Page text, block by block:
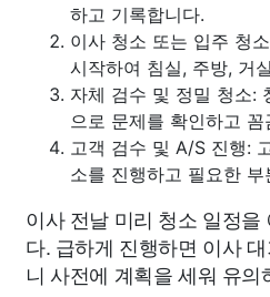
하고 기록합니다.
이사 청소 또는 입주 청
시작하여 침실, 주방, 거
자체 검수 및 정밀 청소:
으로 문제를 확인하고
고객 검수 및 A/S 진행:
소를 진행하고 필요한
이사 전날 미리 청소 일정
다. 급하게 진행하면 이사
니 사전에 계획을 세워 유